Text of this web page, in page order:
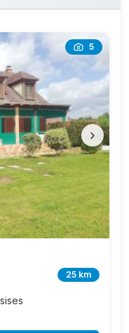
5
›
25 km